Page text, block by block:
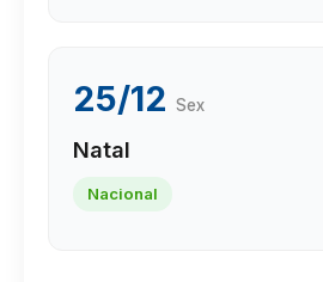
25/12 Sex
Natal
Nacional